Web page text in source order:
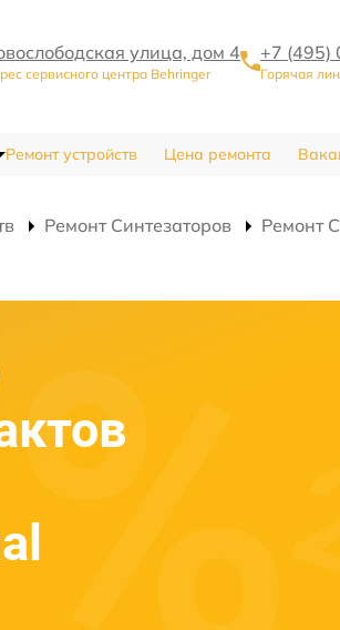
улица, дом 4
сервисного центра Behringer
+7 (495)
Горячая
Ремонт устройств Цена ремонта
Ремонт Синтезаторов
Ремонт